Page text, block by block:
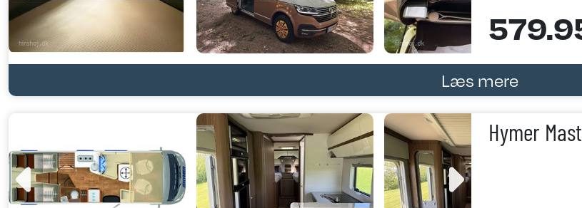
Læs mere
Hymer